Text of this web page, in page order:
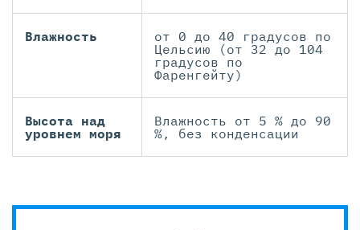
Влажность
от 0 до 40 градусов по
Цельсию (от 32 до 104
градусов по
Фаренгейту)
Высота над
уровнем моря
Влажность от 5 % до 90
%, без конденсации